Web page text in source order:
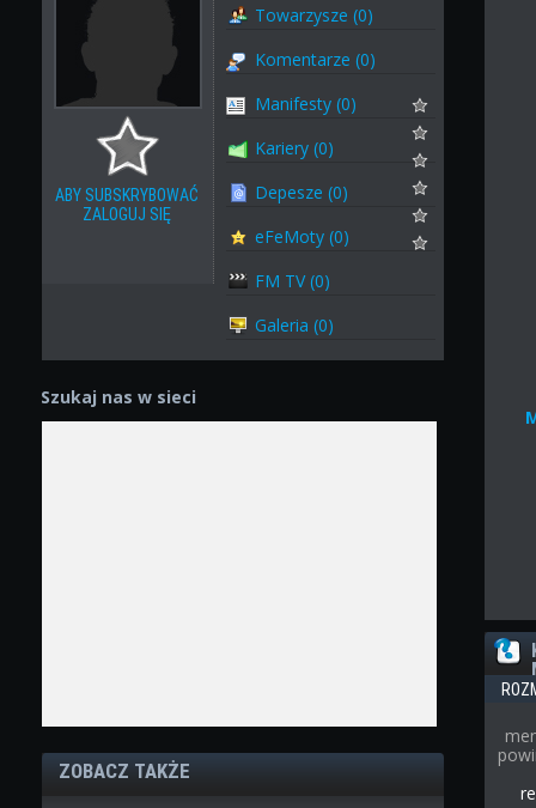
ABY SUBSKRYBOWAĆ
ZALOGUJ SIĘ
Towarzysze (0)
Komentarze (0)
Manifesty (0)
Kariery (0)
Depesze (0)
eFeMoty (0)
FM TV (0)
Galeria (0)
Szukaj nas w sieci
ZOBACZ TAKŻE